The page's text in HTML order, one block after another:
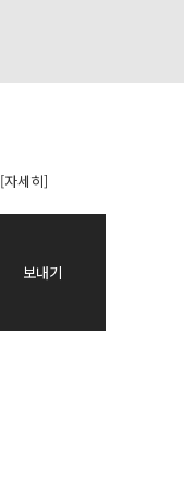
[자세히]
보내기